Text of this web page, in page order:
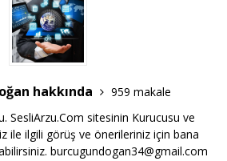
hakkında
959 makale
SesliArzu.Com sitesinin Kurucusu ve
ile ilgili görüş ve önerileriniz için bana
burcugundogan34@gmail.com